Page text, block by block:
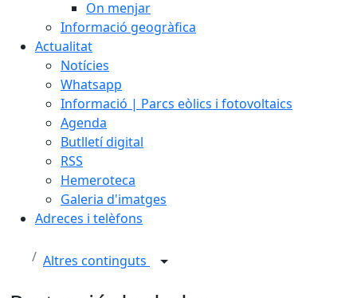
On menjar
Informació geogràfica
Actualitat
Notícies
Whatsapp
Informació | Parcs eòlics i fotovoltaics
Agenda
Butlletí digital
RSS
Hemeroteca
Galeria d'imatges
Adreces i telèfons
Altres continguts